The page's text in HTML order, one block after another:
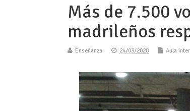
Más de 7.500
madrileños
Enseñanza 24/03/2020 Aula